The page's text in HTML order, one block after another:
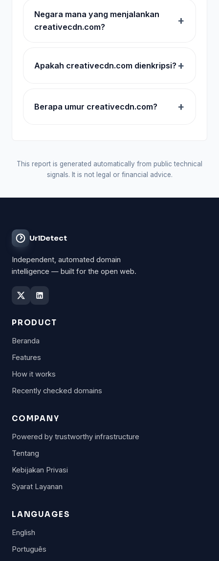
Negara mana yang menjalankan
creativecdn.com?
Apakah creativecdn.com dienkripsi?
Berapa umur creativecdn.com?
This report is generated automatically from public technical
signals. It is not legal or financial advice.
UrlDetect
Independent, automated domain
intelligence — built for the open web.
PRODUCT
Beranda
Features
How it works
Recently checked domains
COMPANY
Powered by trustworthy infrastructure
Tentang
Kebijakan Privasi
Syarat Layanan
LANGUAGES
English
Português